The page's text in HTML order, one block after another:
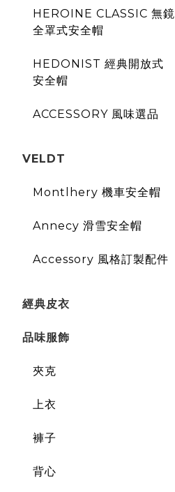
HEROINE CLASSIC 無鏡
全罩式安全帽
HEDONIST 經典開放式
安全帽
ACCESSORY 風味選品
VELDT
Montlhery 機車安全帽
Annecy 滑雪安全帽
Accessory 風格訂製配件
經典皮衣
品味服飾
夾克
上衣
褲子
背心